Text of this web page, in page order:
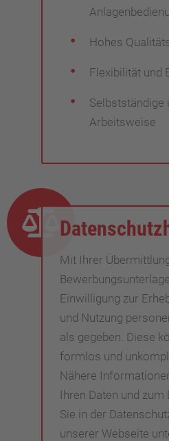
Hohes
Flexibilität und
Selbstständige
Arbeitsweise
Mit Ihrer
Einwilligung zur
und Nutzung
als gegeben. Diese
formlos und
Nähere
Ihren Daten und
Sie in der
unserer Webseite